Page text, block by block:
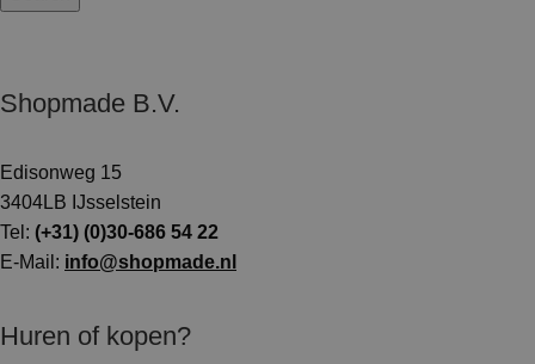
Shopmade B.V.
Edisonweg 15
3404LB IJsselstein
Tel: (+31) (0)30-686 54 22
E-Mail: info@shopmade.nl
Huren of kopen?